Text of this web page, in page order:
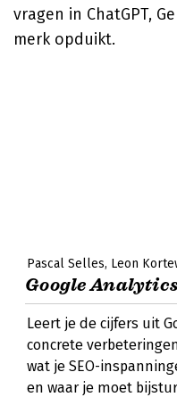
vragen in ChatGPT,
merk opduikt.
Pascal Selles Leon
Google
Leert je de cijfers uit
concrete
wat je SEO-
en waar je moet